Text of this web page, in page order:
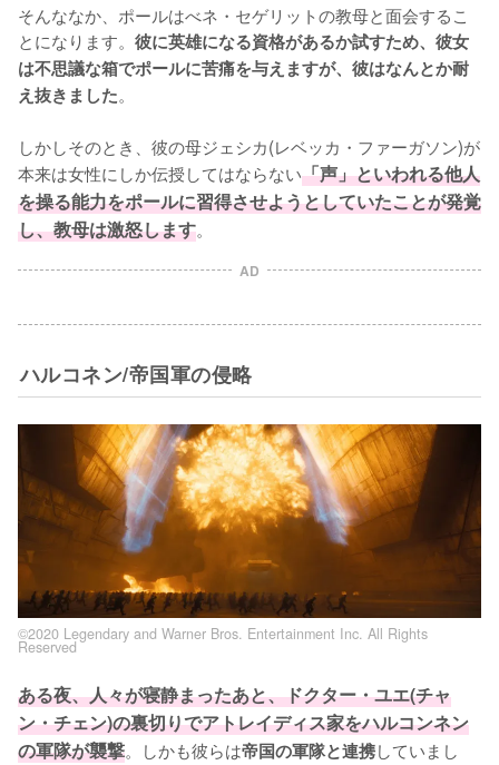
そんななか、ポールはべネ・セゲリットの教母と面会するこ
とになります。 彼に英雄になる資格があるか試すため、彼女
は不思議な箱でポールに苦痛を与えますが、彼はなんとか耐
え抜きました。
しかしそのとき、彼の母ジェシカ(レベッカ・ファーガソン)が
本来は女性にしか伝授してはならない「声」といわれる他人
を操る能力をポールに習得させようとしていたことが発覚
し、教母は激怒します。
AD
ハルコネン/帝国軍の侵略
©2020 Legendary and Warner Bros. Entertainment Inc. All Rights
Reserved
ある夜、人々が寝静まったあと、ドクター・ユエ(チャ
ン・チェン)の裏切りでアトレイディス家をハルコンネン
の軍隊が襲撃。しかも彼らは帝国の軍隊と連携していまし